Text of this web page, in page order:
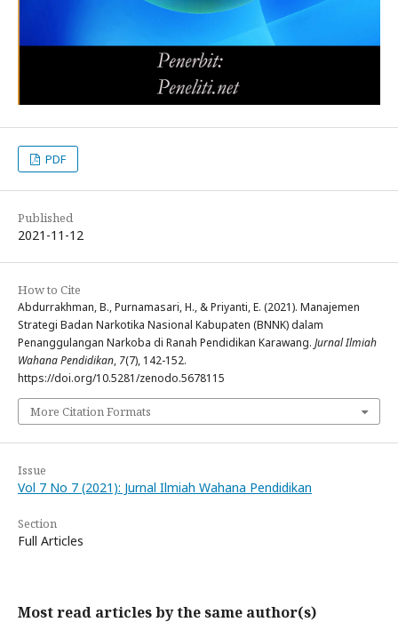
PDF
Published
2021-11-12
How to Cite
Abdurrakhman, B., Purnamasari, H., & Priyanti, E. (2021). Manajemen
Strategi Badan Narkotika Nasional Kabupaten (BNNK) dalam
Penanggulangan Narkoba di Ranah Pendidikan Karawang. Jurnal Ilmiah
Wahana Pendidikan, 7(7), 142-152.
https://doi.org/10.5281/zenodo.5678115
More Citation Formats
Issue
Vol 7 No 7 (2021): Jurnal Ilmiah Wahana Pendidikan
Section
Full Articles
Most read articles by the same author(s)